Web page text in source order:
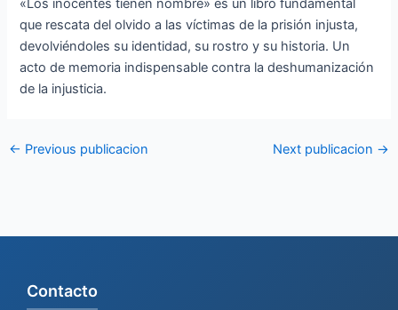
«Los inocentes tienen nombre» es un libro fundamental
que rescata del olvido a las víctimas de la prisión injusta,
devolviéndoles su identidad, su rostro y su historia. Un
acto de memoria indispensable contra la deshumanización
de la injusticia.
← Previous publicacion Next publicacion →
Contacto